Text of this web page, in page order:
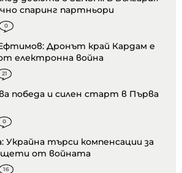
спаринг партньори
0
Дронът край Кардам е
електронна война
21
победа и силен старт в Първа
0
Украйна търси компенсации за
щети от войната
16